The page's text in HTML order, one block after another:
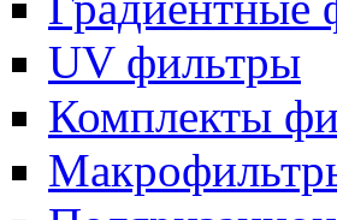
UV фильтры
Комплекты